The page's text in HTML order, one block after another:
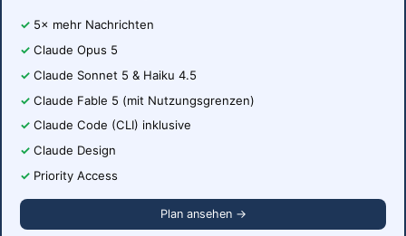
5× mehr Nachrichten
Claude Opus 5
Claude Sonnet 5 & Haiku 4.5
Claude Fable 5 (mit Nutzungsgrenzen)
Claude Code (CLI) inklusive
Claude Design
Priority Access
Plan ansehen →